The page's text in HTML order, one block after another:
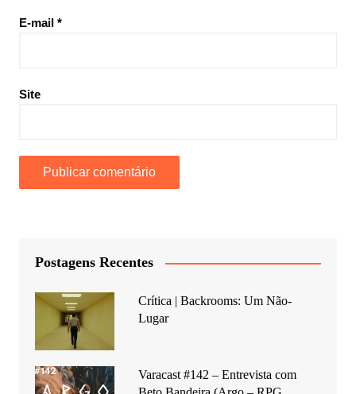
E-mail *
Site
Postagens Recentes
Crítica | Backrooms: Um Não-
Lugar
Varacast #142 – Entrevista com